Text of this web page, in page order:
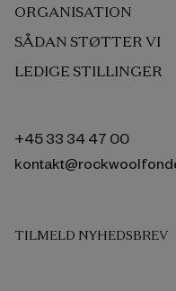
ORGANISATION
SÅDAN STØTTER VI
LEDIGE STILLINGER
+45 33 34 47 00
TILMELD NYHEDSBREV